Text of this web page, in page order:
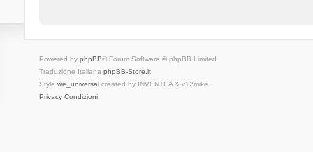
Powered by phpBB® Forum Software © phpBB Limited
Traduzione Italiana phpBB-Store.it
Style we_universalcreated by INVENTEA & v12mike
Privacy Condizioni